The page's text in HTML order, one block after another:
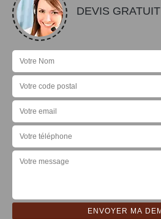
DEVIS GRATUIT